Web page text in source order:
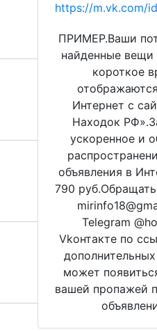
https://m.vk.com/
ПРИМЕР.Ваши
найденные вещи
короткое
Интернет с
Находок
ускоренное и
объявления в
790
Telegram
Vkонтакте по
может
вашей пропажей